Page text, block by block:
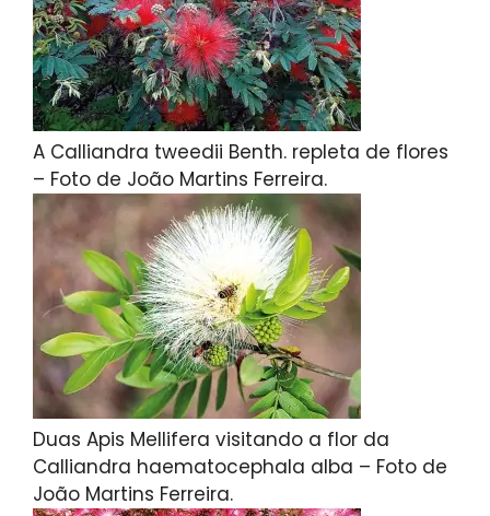
A Calliandra tweedii Benth. repleta de flores
– Foto de João Martins Ferreira.
Duas Apis Mellifera visitando a flor da
Calliandra haematocephala alba – Foto de
João Martins Ferreira.